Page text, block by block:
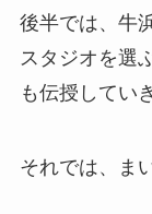
後半では、牛
スタジオを選
も伝授してい
それでは、ま